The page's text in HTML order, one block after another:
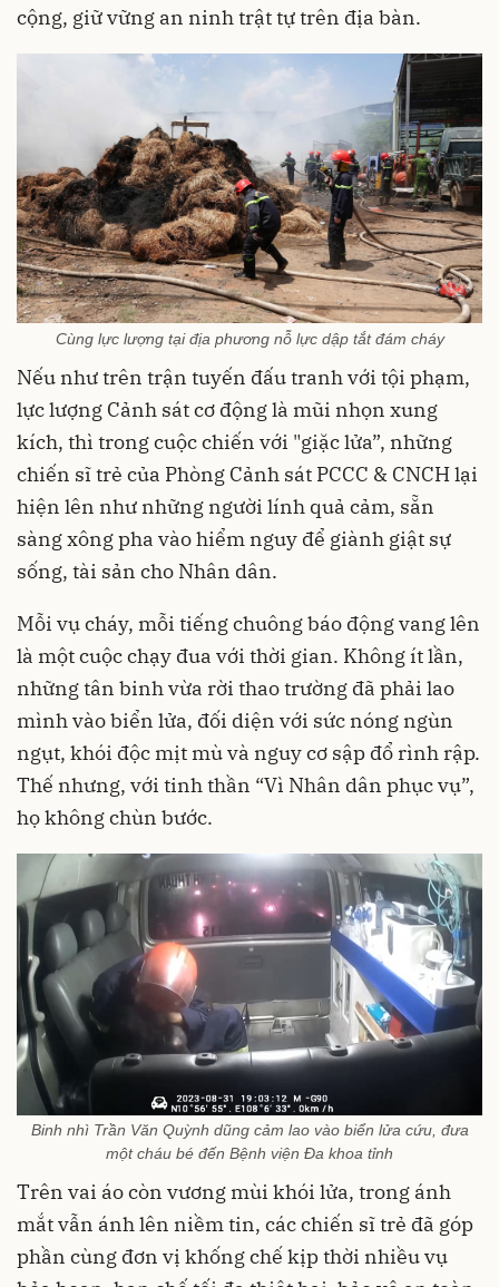
cộng, giữ vững an ninh trật tự trên địa bàn.
Cùng lực lượng tại địa phương nỗ lực dập tắt đám cháy
Nếu như trên trận tuyến đấu tranh với tội phạm,
lực lượng Cảnh sát cơ động là mũi nhọn xung
kích, thì trong cuộc chiến với "giặc lửa”, những
chiến sĩ trẻ của Phòng Cảnh sát PCCC & CNCH lại
hiện lên như những người lính quả cảm, sẵn
sàng xông pha vào hiểm nguy để giành giật sự
sống, tài sản cho Nhân dân.
Mỗi vụ cháy, mỗi tiếng chuông báo động vang lên
là một cuộc chạy đua với thời gian. Không ít lần,
những tân binh vừa rời thao trường đã phải lao
mình vào biển lửa, đối diện với sức nóng ngùn
ngụt, khói độc mịt mù và nguy cơ sập đổ rình rập.
Thế nhưng, với tinh thần “Vì Nhân dân phục vụ”,
họ không chùn bước.
Binh nhì Trần Văn Quỳnh dũng cảm lao vào biển lửa cứu, đưa
một cháu bé đến Bệnh viện Đa khoa tỉnh
Trên vai áo còn vương mùi khói lửa, trong ánh
mắt vẫn ánh lên niềm tin, các chiến sĩ trẻ đã góp
phần cùng đơn vị khống chế kịp thời nhiều vụ